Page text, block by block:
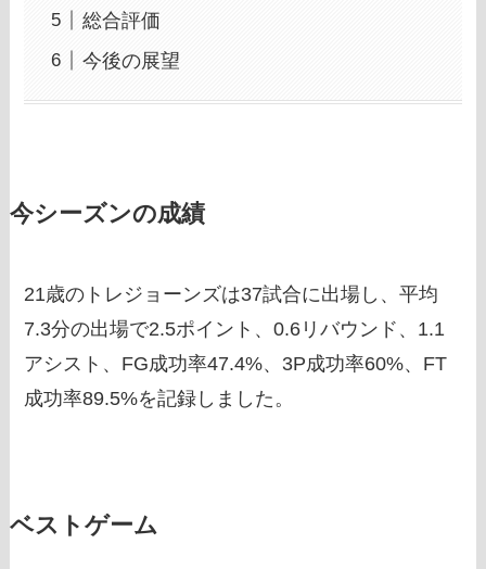
総合評価
今後の展望
今シーズンの成績
21歳のトレジョーンズは37試合に出場し、平均
7.3分の出場で2.5ポイント、0.6リバウンド、1.1
アシスト、FG成功率47.4%、3P成功率60%、FT
成功率89.5%を記録しました。
ベストゲーム